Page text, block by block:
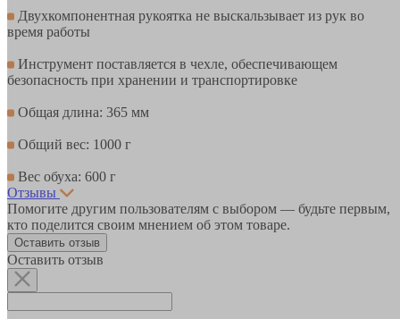
Двухкомпонентная рукоятка не выскальзывает из рук во
время работы
Инструмент поставляется в чехле, обеспечивающем
безопасность при хранении и транспортировке
Общая длина: 365 мм
Общий вес: 1000 г
Вес обуха: 600 г
Отзывы
Помогите другим пользователям с выбором — будьте первым,
кто поделится своим мнением об этом товаре.
Оставить отзыв
Оставить отзыв